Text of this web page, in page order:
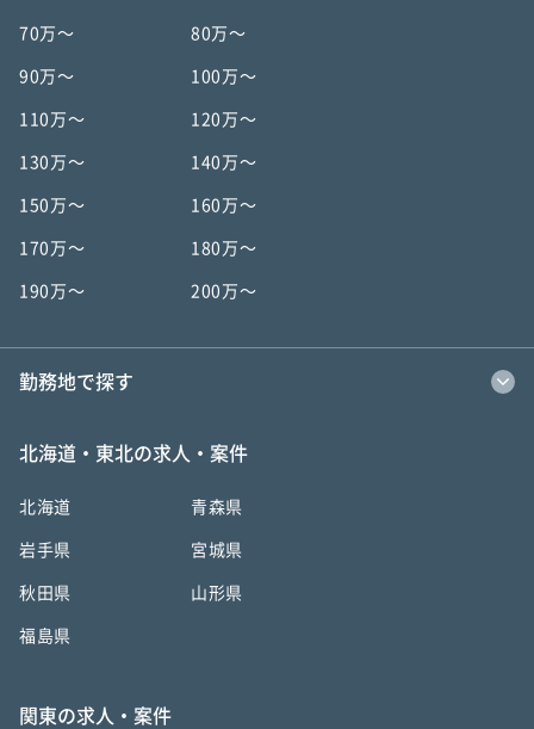
70万〜 80万〜
90万〜 100万〜
110万〜 120万〜
130万〜 140万〜
150万〜 160万〜
170万〜 180万〜
190万〜 200万〜
勤務地で探す
北海道・東北の求人・案件
北海道 青森県
岩手県 宮城県
秋田県 山形県
福島県
関東の求人・案件